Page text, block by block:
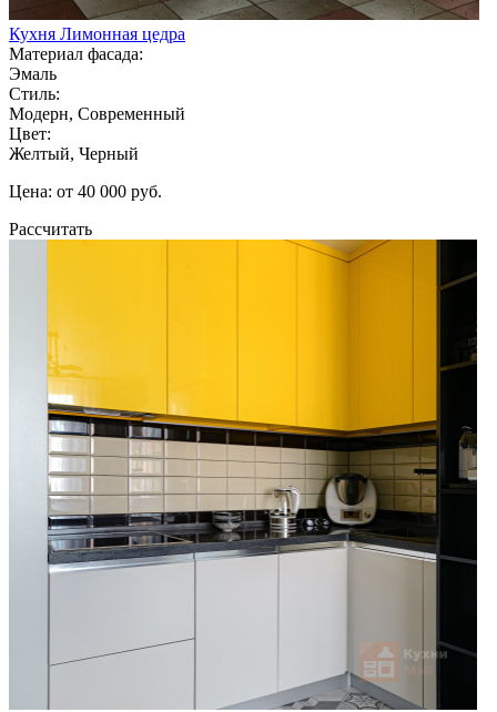
Кухня Лимонная цедра
Материал фасада:
Эмаль
Стиль:
Модерн, Современный
Цвет:
Желтый, Черный
Цена: от 40 000 руб.
Рассчитать